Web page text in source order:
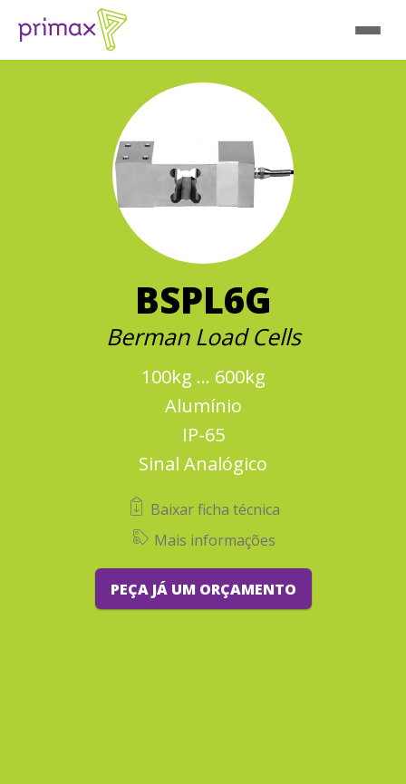
BSPL6G
Berman Load Cells
100kg ... 600kg
Alumínio
IP-65
Sinal Analógico
Baixar ficha técnica
Mais informações
PEÇA JÁ UM ORÇAMENTO